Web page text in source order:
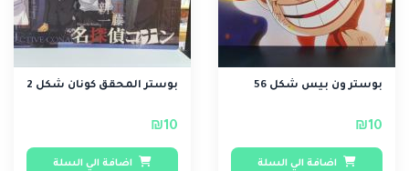
بوستر ون بيس شكل 56
₪10
اضافة الي السلة
بوستر المحقق كونان شكل 2
₪10
اضافة الي السلة